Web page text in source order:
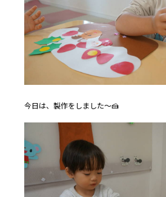
今日は、製作をしました～🍰